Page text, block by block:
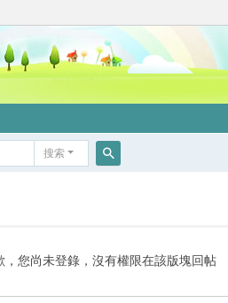
搜索
，您尚未登錄，沒有權限在該版塊回帖